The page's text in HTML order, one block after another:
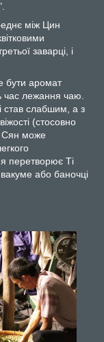
між Цин
заварці, і
бути аромат
час лежання чаю.
став слабшим, а з
(стосовно
Сян може
перетворює Ті
або баночці